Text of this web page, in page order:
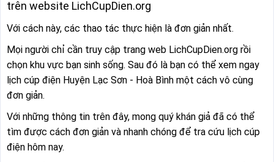
trên website LichCupDien.org
Với cách này, các thao tác thực hiện là đơn giản nhất.
Mọi người chỉ cần truy cập trang web LichCupDien.org rồi
chọn khu vực bạn sinh sống. Sau đó là bạn có thể xem ngay
lịch cúp điện Huyện Lạc Sơn - Hoà Bình một cách vô cùng
đơn giản.
Với những thông tin trên đây, mong quý khán giả đã có thể
tìm được cách đơn giản và nhanh chóng để tra cứu lịch cúp
điện hôm nay.